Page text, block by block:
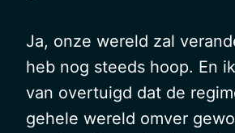
Ja, onze wereld zal
heb nog steeds hoop. En
van overtuigd dat de
gehele wereld omver